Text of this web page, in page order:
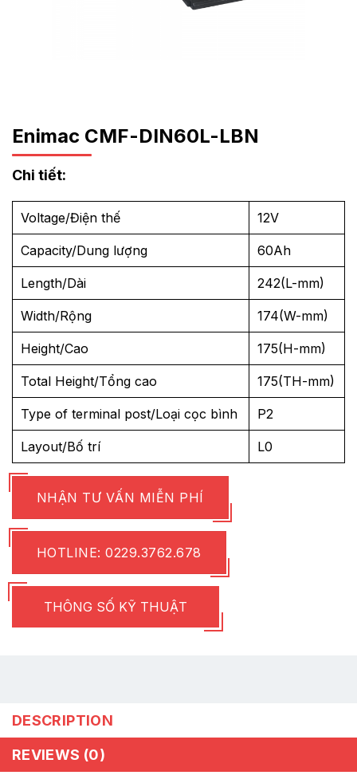
Enimac CMF-DIN60L-LBN
Chi tiết:
Voltage/Điện thế 12V
Capacity/Dung lượng 60Ah
Length/Dài 242(L-mm)
Width/Rộng 174(W-mm)
Height/Cao 175(H-mm)
Total Height/Tổng cao 175(TH-mm)
Type of terminal post/Loại cọc bình P2
Layout/Bố trí L0
NHẬN TƯ VẤN MIỄN PHÍ
HOTLINE: 0229.3762.678
THÔNG SỐ KỸ THUẬT
DESCRIPTION
REVIEWS (0)